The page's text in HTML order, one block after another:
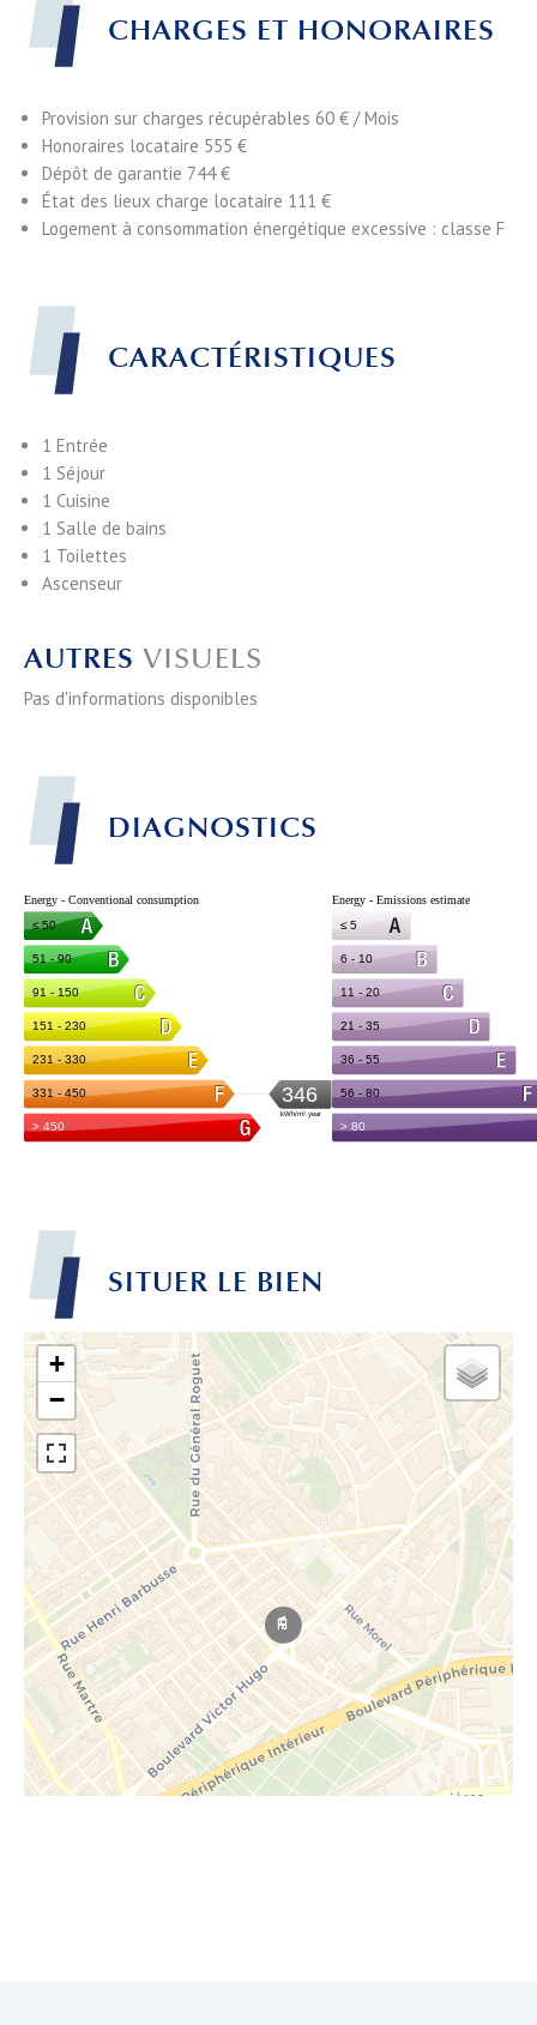
CARACTÉRISTIQUES
1 Entrée
1 Séjour
1 Cuisine
1 Salle de bains
1 Toilettes
Ascenseur
CHARGES ET HONORAIRES
Provision sur charges récupérables 60 € / Mois
Honoraires locataire 555 €
Dépôt de garantie 744 €
État des lieux charge locataire 111 €
Logement à consommation énergétique excessive : classe F
AUTRES VISUELS
Pas d'informations disponibles
DIAGNOSTICS
SITUER LE BIEN
+
−